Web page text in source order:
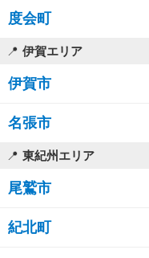
度会町
伊賀エリア
伊賀市
名張市
東紀州エリア
尾鷲市
紀北町